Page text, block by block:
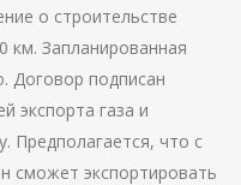
о строительстве
км. Запланированная
Договор подписан
экспорта газа и
Предполагается, что с
сможет экспортировать